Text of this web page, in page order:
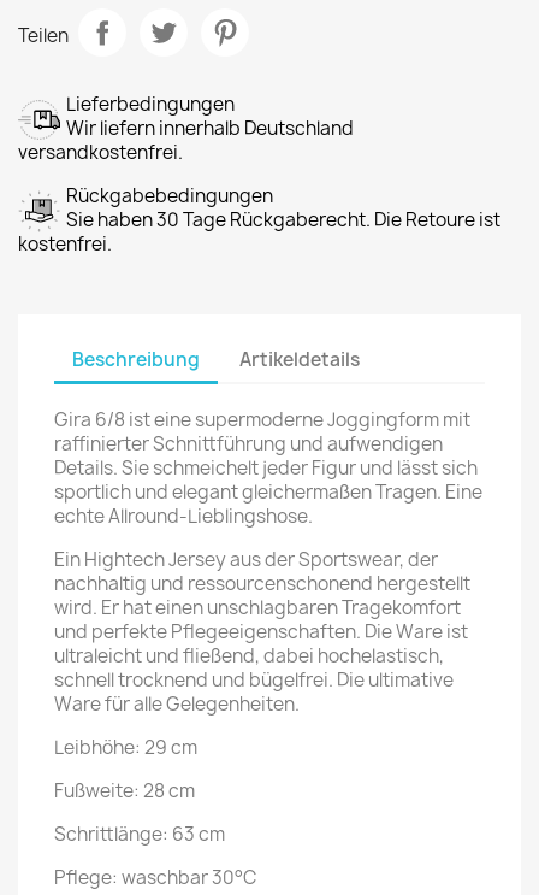
Teilen
Lieferbedingungen
Wir liefern innerhalb Deutschland
versandkostenfrei.
Rückgabebedingungen
Sie haben 30 Tage Rückgaberecht. Die Retoure ist
kostenfrei.
Beschreibung Artikeldetails
Gira 6/8 ist eine supermoderne Joggingform mit
raffinierter Schnittführung und aufwendigen
Details. Sie schmeichelt jeder Figur und lässt sich
sportlich und elegant gleichermaßen Tragen. Eine
echte Allround-Lieblingshose.
Ein Hightech Jersey aus der Sportswear, der
nachhaltig und ressourcenschonend hergestellt
wird. Er hat einen unschlagbaren Tragekomfort
und perfekte Pflegeeigenschaften. Die Ware ist
ultraleicht und fließend, dabei hochelastisch,
schnell trocknend und bügelfrei. Die ultimative
Ware für alle Gelegenheiten.
Leibhöhe: 29 cm
Fußweite: 28 cm
Schrittlänge: 63 cm
Pflege: waschbar 30°C